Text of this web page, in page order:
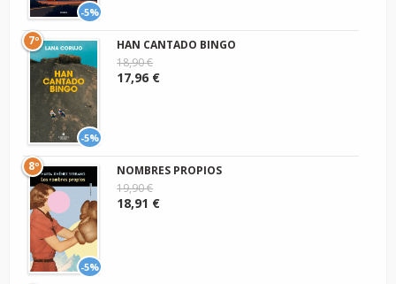
-5%
-5%
7º
HAN CANTADO BINGO
18,90 €
17,96 €
-5%
8º
NOMBRES PROPIOS
19,90 €
18,91 €